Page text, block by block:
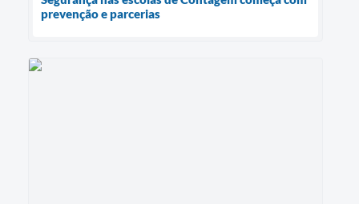
prevenção e parcerias